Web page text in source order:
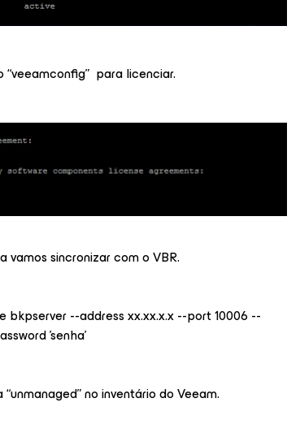
para licenciar.
sincronizar com o VBR.
bkpserver --address xx.xx.x.x --port 10006 --
'senha'
no inventário do Veeam.